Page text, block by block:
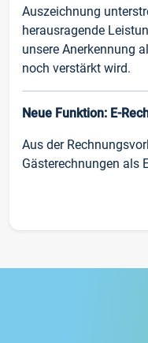
Auszeichnung
herausragende
unsere Anerkennung
noch verstärkt wird.
Neue Funktion: E-
Aus der
Gästerechnungen als